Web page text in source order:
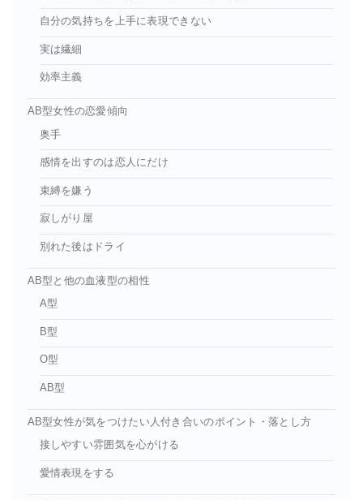
自分の気持ちを上手に表現できない
実は繊細
効率主義
AB型女性の恋愛傾向
奥手
感情を出すのは恋人にだけ
束縛を嫌う
寂しがり屋
別れた後はドライ
AB型と他の血液型の相性
A型
B型
O型
AB型
AB型女性が気をつけたい人付き合いのポイント・落とし方
接しやすい雰囲気を心がける
愛情表現をする